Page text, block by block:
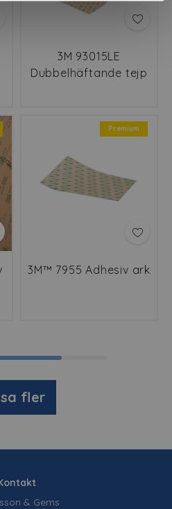
3M 93015LE
Dubbelhäftande tejp
Premium
3M™ 7955 Adhesiv ark
fler
& Gems